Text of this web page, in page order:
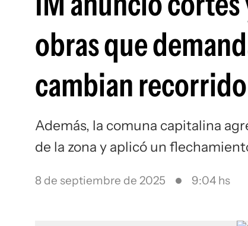
obras que
cambian recorrido
Además, la comuna capitalina
de la zona y aplicó un
8 de septiembre de 2025 9:04 hs